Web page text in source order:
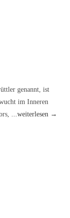
genannt, ist
im Inneren
...weiterlesen →